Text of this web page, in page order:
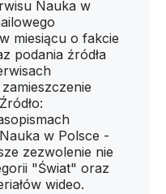
Nauka w
miesiącu o fakcie
podania źródła
w Polsce -
zezwolenie nie
"Świat" oraz
wideo.